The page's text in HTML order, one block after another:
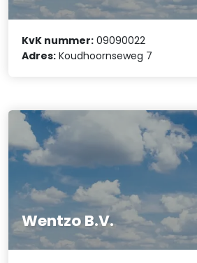
KvK nummer: 09090022
Adres: Koudhoornseweg 7
Wentzo B.V.